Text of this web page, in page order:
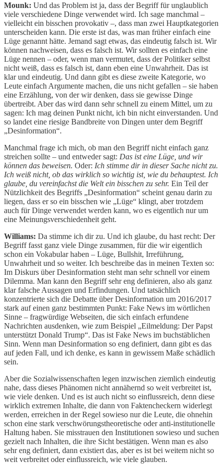
Mounk: Und das Problem ist ja, dass der Begriff für unglaublich
viele verschiedene Dinge verwendet wird. Ich sage manchmal –
vielleicht ein bisschen provokativ –, dass man zwei Hauptkategorien
unterscheiden kann. Die erste ist das, was man früher einfach eine
Lüge genannt hätte. Jemand sagt etwas, das eindeutig falsch ist. Wir
können nachweisen, dass es falsch ist. Wir sollten es einfach eine
Lüge nennen – oder, wenn man vermutet, dass der Politiker selbst
nicht weiß, dass es falsch ist, dann eben eine Unwahrheit. Das ist
klar und eindeutig. Und dann gibt es diese zweite Kategorie, wo
Leute einfach Argumente machen, die uns nicht gefallen – sie haben
eine Erzählung, von der wir denken, dass sie gewisse Dinge
übertreibt. Aber das wird dann sehr schnell zu einem Mittel, um zu
sagen: Ich mag deinen Punkt nicht, ich bin nicht einverstanden. Und
so landet eine riesige Bandbreite von Dingen unter dem Begriff
„Desinformation“.
Manchmal frage ich mich, ob man den Begriff nicht einfach ganz
streichen sollte – und entweder sagt: Das ist eine Lüge, und wir
können das beweisen. Oder: Ich stimme dir in dieser Sache nicht zu.
Ich weiß nicht, ob das wirklich so wichtig ist, wie du behauptest. Ich
glaube, du vereinfachst die Welt ein bisschen zu sehr. Ein Teil der
Nützlichkeit des Begriffs „Desinformation“ scheint genau darin zu
liegen, dass er so ein bisschen wie „Lüge“ klingt, aber trotzdem
auch für Dinge verwendet werden kann, wo es eigentlich nur um
eine Meinungsverschiedenheit geht.
Williams: Da stimme ich dir zu. Und ich glaube, du hast recht: Der
Begriff fasst ganz viele Dinge zusammen, für die wir eigentlich
schon ein Vokabular haben – Lüge, Bullshit, Irreführung,
Unwahrheit und so weiter. Ich beschreibe das in meinen Texten so:
Im Diskurs über Desinformation steht man sehr schnell vor einem
Dilemma. Man kann den Begriff sehr eng definieren, also als ganz
klar falsche Aussagen und Erfindungen. Und tatsächlich
konzentrierte sich die Debatte über Desinformation um 2016/2017
stark auf einen ganz bestimmten Punkt: Fake News im wörtlichen
Sinne – fragwürdige Webseiten, die sich einfach erfundene
Nachrichten ausdenken, wie zum Beispiel „Eilmeldung: Der Papst
unterstützt Donald Trump“. Das ist Fake News im buchstäblichen
Sinn. Wenn man Desinformation so eng definiert, dann gibt es das
auf jeden Fall, und ich denke, es kann in gewissem Maße schädlich
sein.
Aber die Sozialwissenschaften legen inzwischen ziemlich eindeutig
nahe, dass dieses Phänomen nicht annähernd so weit verbreitet ist,
wie viele denken. Und es ist auch nicht so einflussreich, denn diese
wirklich extremen Inhalte, die dann von Faktencheckern widerlegt
werden, erreichen in der Regel sowieso nur die Leute, die ohnehin
schon eine stark verschwörungstheoretische oder anti-institutionelle
Haltung haben. Sie misstrauen den Institutionen sowieso und suchen
gezielt nach Inhalten, die ihre Sicht bestätigen. Wenn man es also
sehr eng definiert, dann existiert das, aber es ist bei weitem nicht so
weit verbreitet oder einflussreich, wie viele glauben.